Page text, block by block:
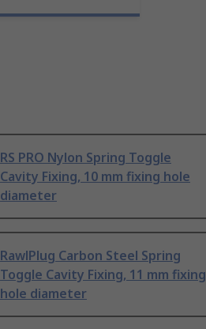
RS PRO Nylon Spring Toggle
Cavity Fixing, 10 mm fixing hole
diameter
RawlPlug Carbon Steel Spring
Toggle Cavity Fixing, 11 mm fixing
hole diameter